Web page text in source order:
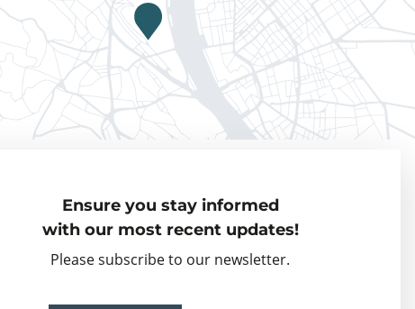
Ensure you stay informed
with our most recent updates!
Please subscribe to our newsletter.
Visiting Fellows
Partner organisations